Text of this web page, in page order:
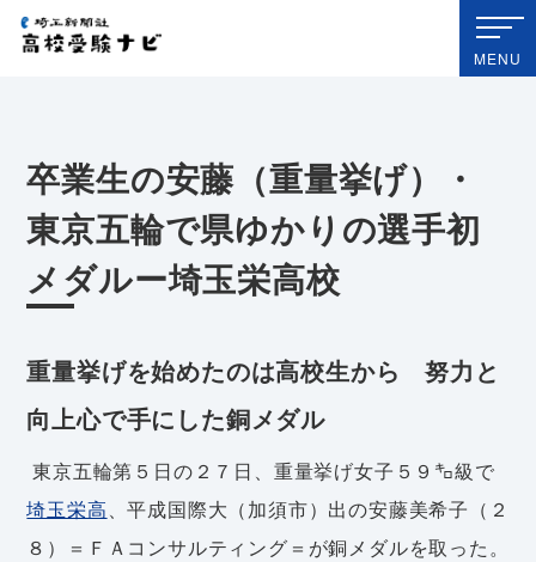
埼玉新聞社 高校受験ナビ
MENU
卒業生の安藤（重量挙げ）・
東京五輪で県ゆかりの選手初
メダルー埼玉栄高校
重量挙げを始めたのは高校生から 努力と
向上心で手にした銅メダル
東京五輪第５日の２７日、重量挙げ女子５９㌔級で
埼玉栄高、平成国際大（加須市）出の安藤美希子（２
８）＝ＦＡコンサルティング＝が銅メダルを取った。